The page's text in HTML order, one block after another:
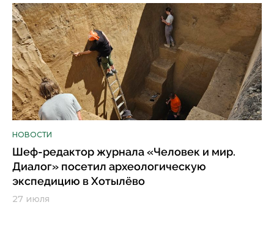
НОВОСТИ
Шеф-редактор журнала «Человек и мир.
Диалог» посетил археологическую
экспедицию в Хотылёво
27 июля